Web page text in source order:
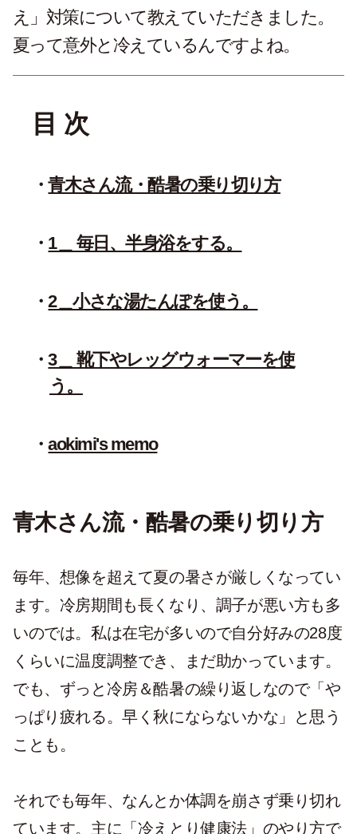
え」対策について教えていただきました。
夏って意外と冷えているんですよね。
目 次
青木さん流・酷暑の乗り切り方
1＿ 毎日、半身浴をする。
2＿小さな湯たんぽを使う。
3＿ 靴下やレッグウォーマーを使
う。
aokimi's memo
青木さん流・酷暑の乗り切り方
毎年、想像を超えて夏の暑さが厳しくなってい
ます。冷房期間も長くなり、調子が悪い方も多
いのでは。私は在宅が多いので自分好みの28度
くらいに温度調整でき、まだ助かっています。
でも、ずっと冷房＆酷暑の繰り返しなので「や
っぱり疲れる。早く秋にならないかな」と思う
ことも。
それでも毎年、なんとか体調を崩さず乗り切れ
ています。主に「冷えとり健康法」のやり方で